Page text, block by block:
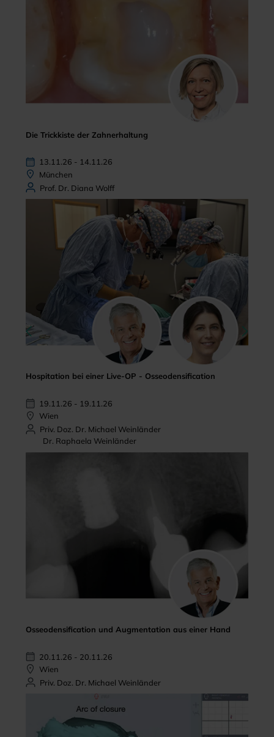
Die Trickkiste der Zahnerhaltung
13.11.26 - 14.11.26
München
Prof. Dr. Diana Wolff
Hospitation bei einer Live-OP - Osseodensification
19.11.26 - 19.11.26
Wien
Priv. Doz. Dr. Michael Weinländer
Dr. Raphaela Weinländer
Osseodensification und Augmentation aus einer Hand
20.11.26 - 20.11.26
Wien
Priv. Doz. Dr. Michael Weinländer